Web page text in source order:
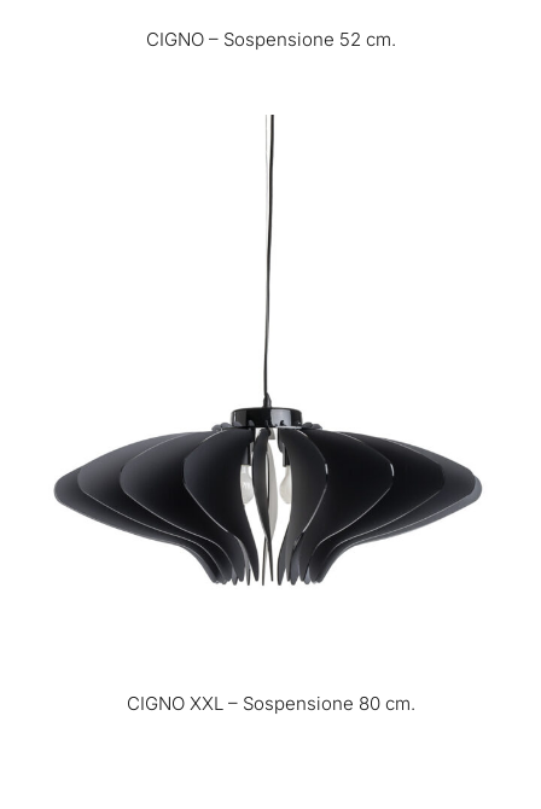
CIGNO – Sospensione 52 cm.
CIGNO XXL – Sospensione 80 cm.